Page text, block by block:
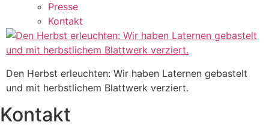
Presse
Kontakt
Den Herbst erleuchten: Wir haben Laternen gebastelt
und mit herbstlichem Blattwerk verziert.
Kontakt